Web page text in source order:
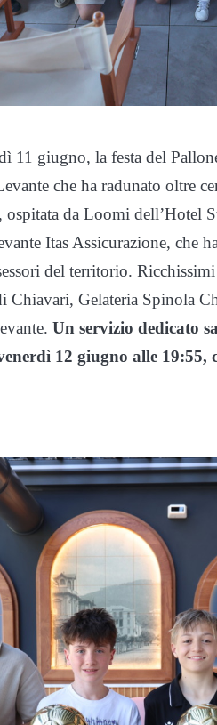
11 giugno, la festa del
che ha radunato oltre
ospitata da Loomi dell’Hotel
Itas Assicurazione, che
del territorio.
Chiavari, Gelateria Spinola
Un servizio dedicato
12 giugno alle